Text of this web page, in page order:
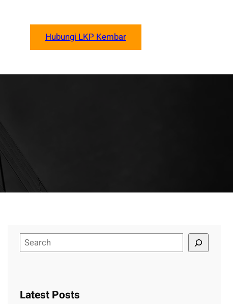
Hubungi LKP Kembar
e
cLatest Posts